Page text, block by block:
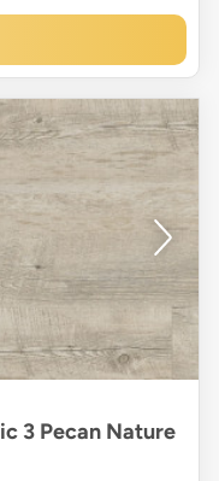
3 Pecan Nature